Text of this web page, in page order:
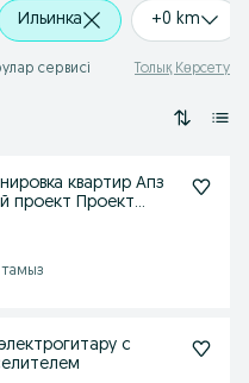
Ильинка +0 km
сервисі Толық Көрсету
квартир Апз
проект Проект
тамыз
с